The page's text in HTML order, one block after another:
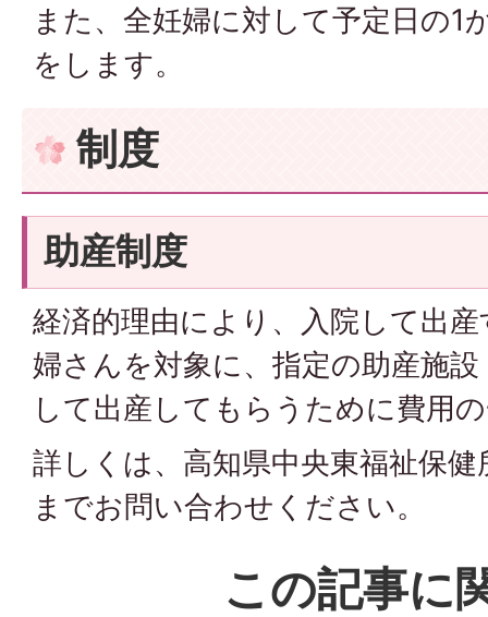
また、全妊婦に対して予定日の1
をします。
制度
助産制度
経済的理由により、入院して出
婦さんを対象に、指定の助産施
して出産してもらうために費用
詳しくは、高知県中央東福祉保
までお問い合わせください。
この記事に